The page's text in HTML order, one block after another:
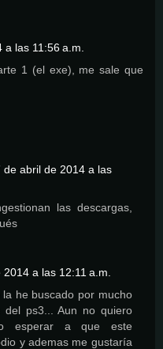
las 11:56 a.m.
1 (el exe), me sale que
de abril de 2014 a las
las descargas,
a las 12:11 a.m.
he buscado por mucho
del ps3... Aun no quiero
esperar a que este
y ademas me gustaría